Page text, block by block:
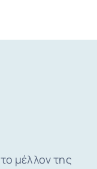
μέλλον της